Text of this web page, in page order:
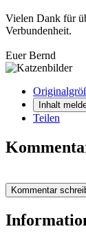
Vielen Dank für
Verbundenheit.
Euer Bernd
Inhalt
Teilen
Kommentar